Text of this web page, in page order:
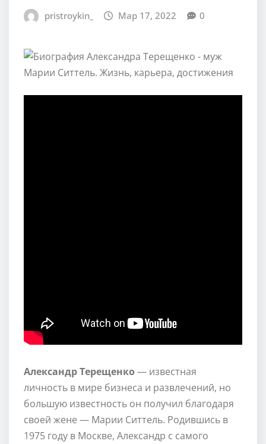
pristroykin_ Мар 17, 2022 0
Александр Терещенко — известная
личность в мире бизнеса и развлечений, но
большую известность он получил благодаря
своей жене — Марии Ситтель. Родившись в
1975 году в Москве, Александр с самого